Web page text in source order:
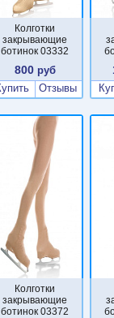
Колготки
закрывающие
ботинок 03332
800руб
Отзывы
Колготки
закрывающие
ботинок 03372